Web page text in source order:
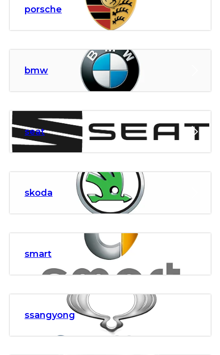
porsche
bmw
seat
skoda
smart
ssangyong